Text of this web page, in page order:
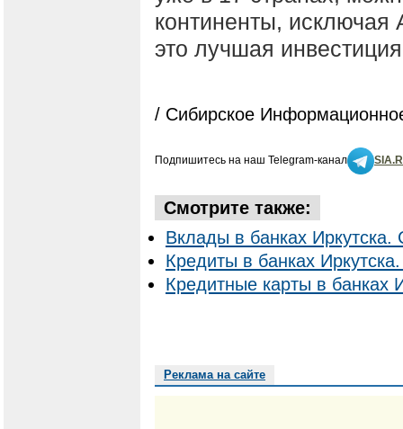
континенты, исключая
это лучшая
/ Сибирское
Подпишитесь на наш Telegram-канал
Смотрите также:
Вклады в банках Иркутска.
Кредиты в банках
Кредитные карты в банках
Реклама на сайте